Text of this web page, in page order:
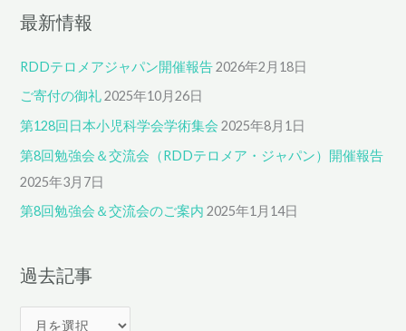
象
最新情報
RDDテロメアジャパン開催報告 2026年2月18日
ご寄付の御礼 2025年10月26日
第128回日本小児科学会学術集会 2025年8月1日
第8回勉強会＆交流会（RDDテロメア・ジャパン）開催報告
2025年3月7日
第8回勉強会＆交流会のご案内 2025年1月14日
過去記事